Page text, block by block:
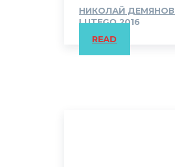
НИКОЛАЙ
LUTEGO 2016
READ